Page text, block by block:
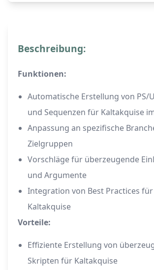
Beschreibung:
Funktionen:
Automatische Erstellung von PS/
und Sequenzen für Kaltakquise
Anpassung an spezifische
Zielgruppen
Vorschläge für überzeugende
und Argumente
Integration von Best Practices
Kaltakquise
Vorteile:
Effiziente Erstellung von
Skripten für Kaltakquise